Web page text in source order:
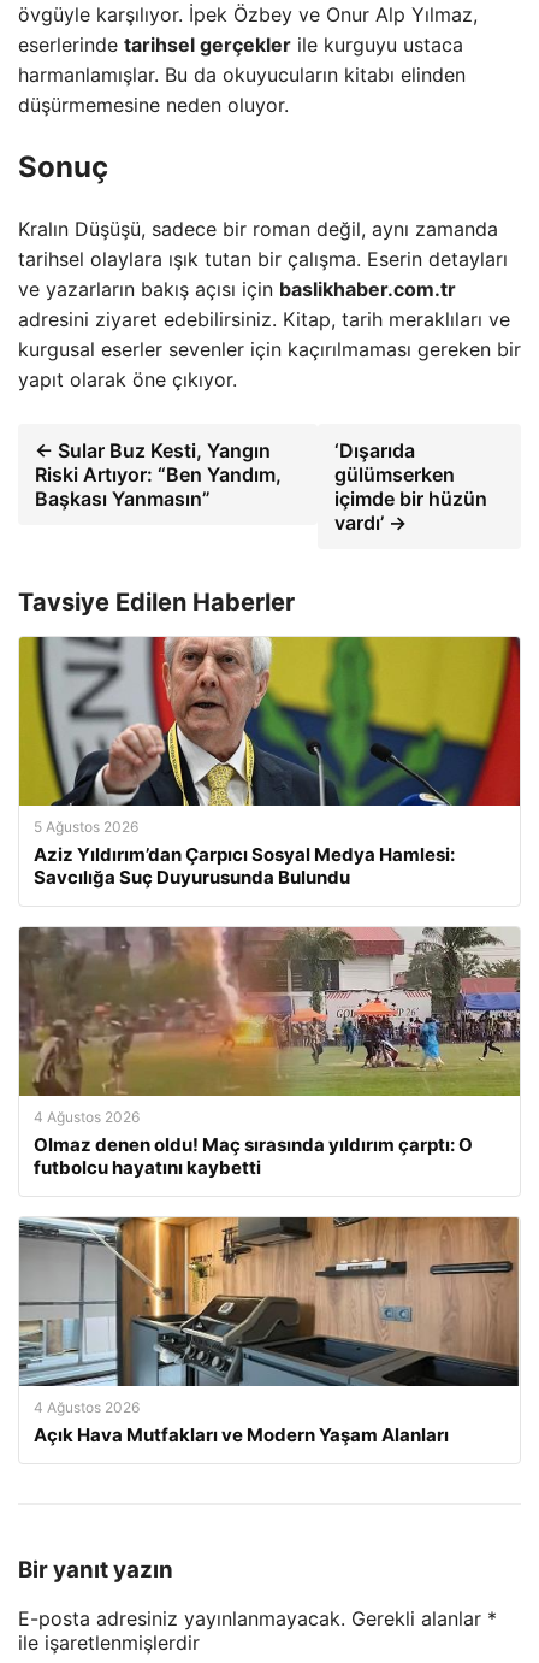
övgüyle karşılıyor. İpek Özbey ve Onur Alp Yılmaz,
eserlerinde tarihsel gerçekler ile kurguyu ustaca
harmanlamışlar. Bu da okuyucuların kitabı elinden
düşürmemesine neden oluyor.
Sonuç
Kralın Düşüşü, sadece bir roman değil, aynı zamanda
tarihsel olaylara ışık tutan bir çalışma. Eserin detayları
ve yazarların bakış açısı için baslikhaber.com.tr
adresini ziyaret edebilirsiniz. Kitap, tarih meraklıları ve
kurgusal eserler sevenler için kaçırılmaması gereken bir
yapıt olarak öne çıkıyor.
← Sular Buz Kesti, Yangın
Riski Artıyor: “Ben Yandım,
Başkası Yanmasın”
‘Dışarıda
gülümserken
içimde bir hüzün
vardı’ →
Tavsiye Edilen Haberler
5 Ağustos 2026
Aziz Yıldırım’dan Çarpıcı Sosyal Medya Hamlesi:
Savcılığa Suç Duyurusunda Bulundu
4 Ağustos 2026
Olmaz denen oldu! Maç sırasında yıldırım çarptı: O
futbolcu hayatını kaybetti
4 Ağustos 2026
Açık Hava Mutfakları ve Modern Yaşam Alanları
Bir yanıt yazın
E-posta adresiniz yayınlanmayacak. Gerekli alanlar *
ile işaretlenmişlerdir